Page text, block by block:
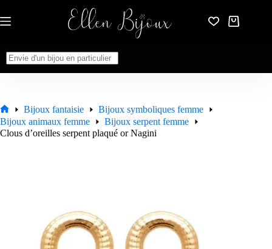
au
contenu
Panier
Accueil
Bijoux fantaisie
Bijoux symboliques femme
Bijoux animaux femme
Bijoux serpent femme
Clous d’oreilles serpent plaqué or Nagini